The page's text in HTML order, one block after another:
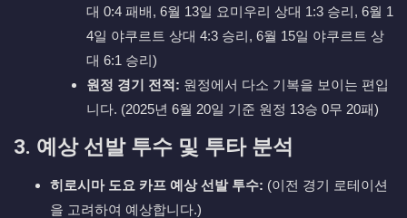
대 0:4 패배, 6월 13일 요미우리 상대 1:3 승리, 6월 1
4일 야쿠르트 상대 4:3 승리, 6월 15일 야쿠르트 상
대 6:1 승리)
원정 경기 전적: 원정에서 다소 기복을 보이는 편입
니다. (2025년 6월 20일 기준 원정 13승 0무 20패)
3. 예상 선발 투수 및 투타 분석
히로시마 도요 카프 예상 선발 투수: (이전 경기 로테이션
을 고려하여 예상합니다.)